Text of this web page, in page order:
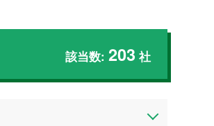
該当数: 203 社